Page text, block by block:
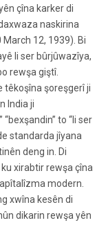
çîna karker di
naskirina
12, 1939). Bi
li ser bûrjûwazîya,
rewşa giştî.
têkoşîna şoreşgerî ji
India ji
to “li ser
standarda jîyana
deng in. Di
xirabtir rewşa çîna
modern.
xwîna kesên di
dikarin rewşa yên